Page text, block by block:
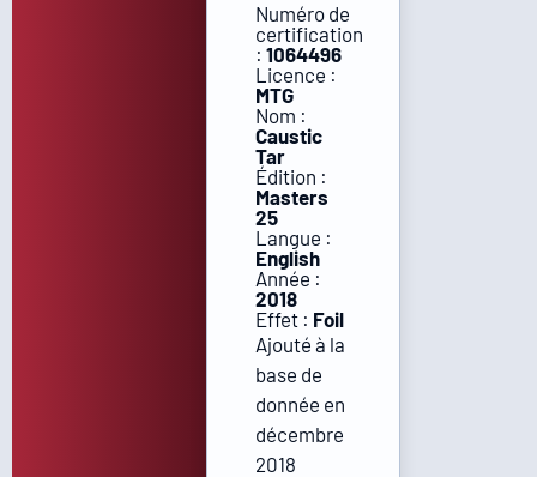
Numéro de
certification
: 1064496
Licence :
MTG
Nom :
Caustic
Tar
Édition :
Masters
25
Langue :
English
Année :
2018
Effet : Foil
Ajouté à la
base de
donnée en
décembre
2018